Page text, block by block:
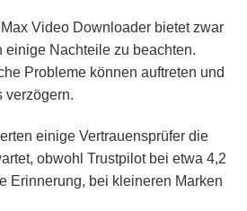
Video Downloader bietet zwar
einige Nachteile zu beachten.
Probleme können auftreten und
verzögern.
einige Vertrauensprüfer die
obwohl Trustpilot bei etwa 4,2
Erinnerung, bei kleineren Marken